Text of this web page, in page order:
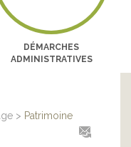
DÉMARCHES
ADMINISTRATIVES
> Patrimoine